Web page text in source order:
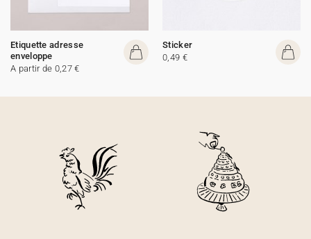
Etiquette adresse
enveloppe
A partir de 0,27 €
Sticker
0,49 €